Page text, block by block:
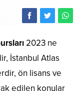
2023 ne
İstanbul Atlas
ön lisans ve
edilen konular